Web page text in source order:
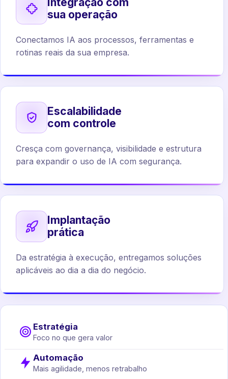
sua operação
Conectamos IA aos processos, ferramentas e
rotinas reais da sua empresa.
Escalabilidade
com controle
Cresça com governança, visibilidade e estrutura
para expandir o uso de IA com segurança.
Implantação
prática
Da estratégia à execução, entregamos soluções
aplicáveis ao dia a dia do negócio.
Estratégia
Foco no que gera valor
Automação
Mais agilidade, menos retrabalho